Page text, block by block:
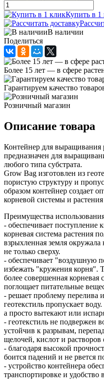
Купить в 1
В наличии
Поделиться
Более 15 лет — в сфере
Гарантируем качество
Розничный магазин
Описание товара
Контейнер для выращивания
предназначен для
любого типа субстрата.
Grow Bag изготовлен из
пористую структуру и
образом контейнер создает
корневой системы и
Преимущества
- обеспечивает поступление
корневая система растения
взрыхленная земля окружала
не только сверху.
- обеспечивает "воздушную
избежать "кружения корня".
более совершенная корневая
поглощает питательные
- решает проблему перелива
геотекстиль пропускает
а просто вытекают или
- геотекстиль не подвержен
устойчив к разрывам,
щелочей, кислот и растворов
- благодаря высокой
боится падений и не рвется
- устройство контейнера
транспортировке и удобство